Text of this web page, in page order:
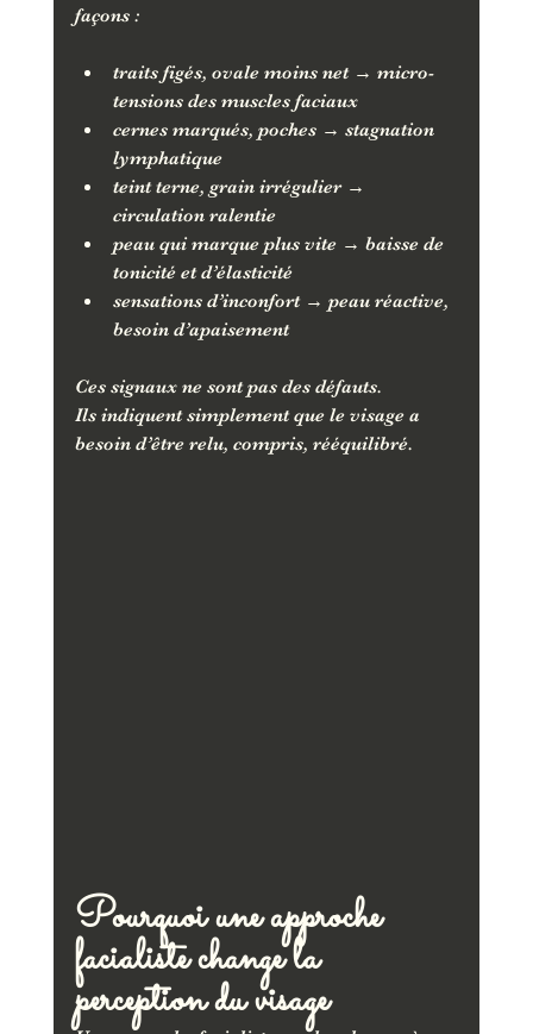
façons :
traits figés, ovale moins net → micro-
tensions des muscles faciaux
cernes marqués, poches → stagnation
lymphatique
teint terne, grain irrégulier →
circulation ralentie
peau qui marque plus vite → baisse de
tonicité et d’élasticité
sensations d’inconfort → peau réactive,
besoin d’apaisement
Ces signaux ne sont pas des défauts.
Ils indiquent simplement que le visage a
besoin d’être relu, compris, rééquilibré.
Pourquoi une approche
facialiste change la
perception du visage